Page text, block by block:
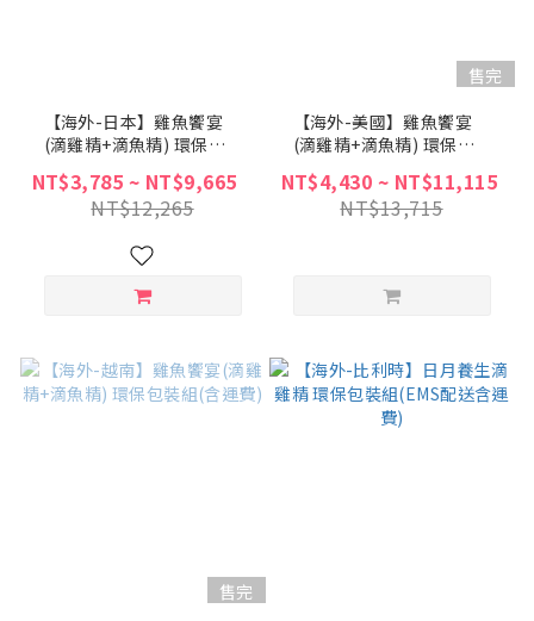
【海外-日本】雞魚饗宴
(滴雞精+滴魚精) 環保包
NT$3,785 ~ NT$9,665
NT$12,265
售完
【海外-美國】雞魚饗宴
(滴雞精+滴魚精) 環保包
NT$4,430 ~ NT$11,115
NT$13,715
售完